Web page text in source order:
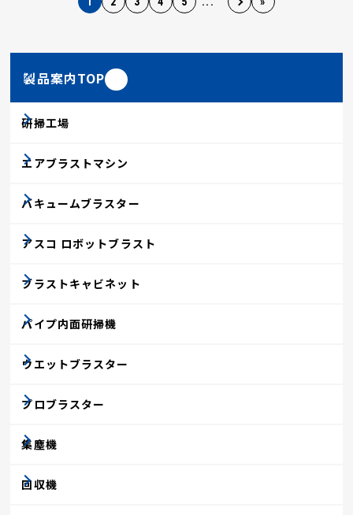
製品案内TOP
研掃工場
エアブラストマシン
バキュームブラスター
アスコ ロボットブラスト
ブラストキャビネット
パイプ内面研掃機
ウエットブラスター
プロブラスター
集塵機
回収機